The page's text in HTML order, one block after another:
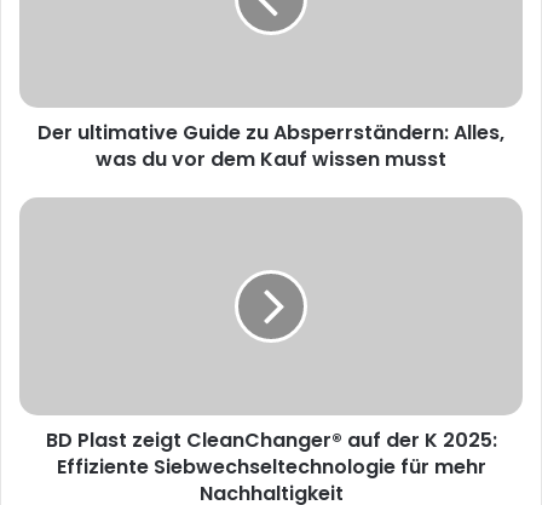
Der ultimative Guide zu Absperrständern: Alles,
was du vor dem Kauf wissen musst
BD Plast zeigt CleanChanger® auf der K 2025:
Effiziente Siebwechseltechnologie für mehr
Nachhaltigkeit